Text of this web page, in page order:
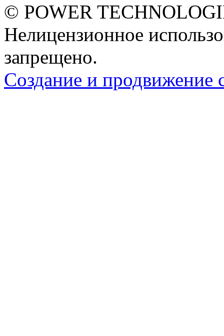
© POWER
Нелицензионное
запрещено.
Создание и продвижение